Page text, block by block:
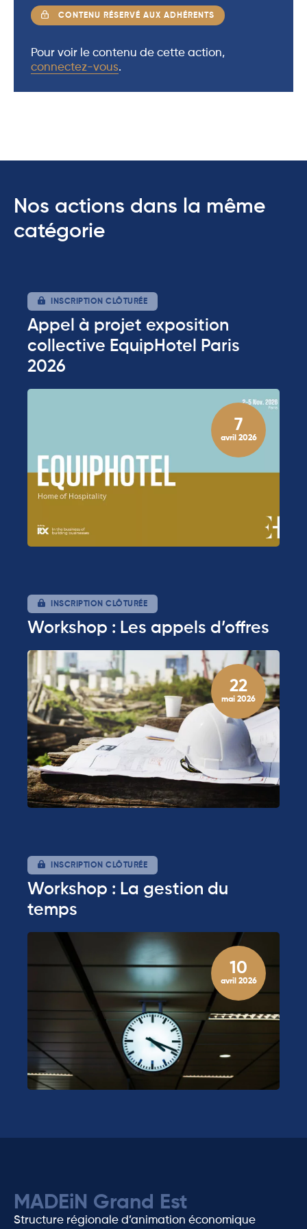
CONTENU RÉSERVÉ AUX ADHÉRENTS
Pour voir le contenu de cette action,
connectez-vous.
Nos actions dans la même
catégorie
INSCRIPTION CLÔTURÉE
Appel à projet exposition
collective EquipHotel Paris
2026
7
avril 2026
INSCRIPTION CLÔTURÉE
Workshop : Les appels d’offres
22
mai 2026
INSCRIPTION CLÔTURÉE
Workshop : La gestion du
temps
10
avril 2026
MADEiN Grand Est
Structure régionale d’animation économique